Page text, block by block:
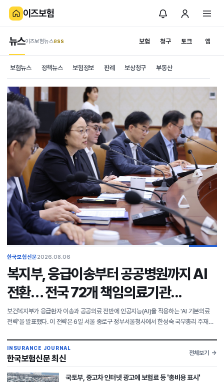
이즈보험
보험 청구
뉴스이즈보험뉴스.RSS 토크 앱
보험뉴스 정책뉴스 보험정보 판례 보상청구 부동산
한국보험신문2026.08.06
복지부, 응급이송부터 공공병원까지 AI
전환… 전국 72개 책임의료기관...
보건복지부가 응급환자 이송과 공공의료 전반에 인공지능(AI)을 적용하는 'AI 기본의료
전략'을 발표했다. 이 전략은 6일 서울 종로구 정부서울청사에서 한성숙 국무총리 주재로
디
INSURANCE JOURNAL
한국보험신문 최신
전체보기
국토부, 중고차 인터넷 광고에 보험료 등 '총비용 표시'